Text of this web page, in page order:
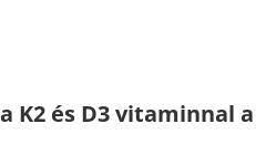
K2 és D3 vitaminnal